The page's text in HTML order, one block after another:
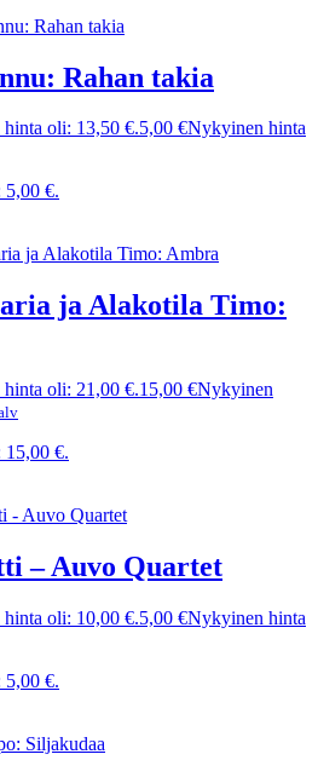
Rahan takia
oli: 13,50 €.5,00 €Nykyinen hinta
5,00 €.
ja Alakotila Timo:
oli: 21,00 €.15,00 €Nykyinen
15,00 €.
– Auvo Quartet
oli: 10,00 €.5,00 €Nykyinen hinta
5,00 €.